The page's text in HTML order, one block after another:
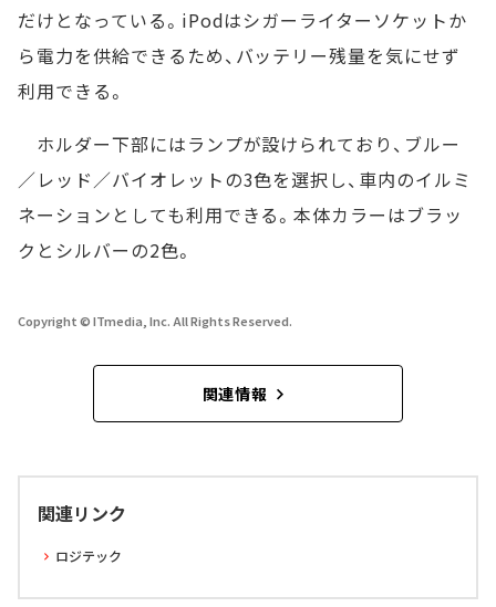
だけとなっている。iPodはシガーライターソケットか
ら電力を供給できるため、バッテリー残量を気にせず
利用できる。
ホルダー下部にはランプが設けられており、ブルー
／レッド／バイオレットの3色を選択し、車内のイルミ
ネーションとしても利用できる。本体カラーはブラッ
クとシルバーの2色。
Copyright © ITmedia, Inc. All Rights Reserved.
関連情報
関連リンク
ロジテック